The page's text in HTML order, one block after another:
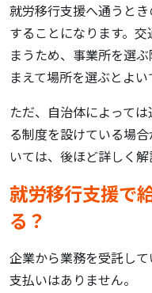
就労移行支援へ通うと
することになります。
まうため、事業所を選
まえて場所を選ぶとよい
ただ、自治体によって
る制度を設けている場
いては、後ほど詳しく解
就労移行支援で
る？
企業から業務を受託し
支払いはありません。